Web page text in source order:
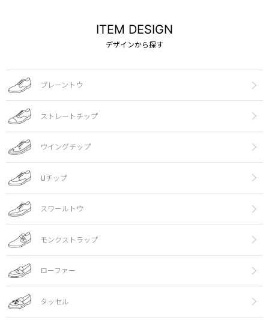
ITEM DESIGN
デザインから探す
プレーントウ
ストレートチップ
ウイングチップ
Uチップ
スワールトウ
モンクストラップ
ローファー
タッセル